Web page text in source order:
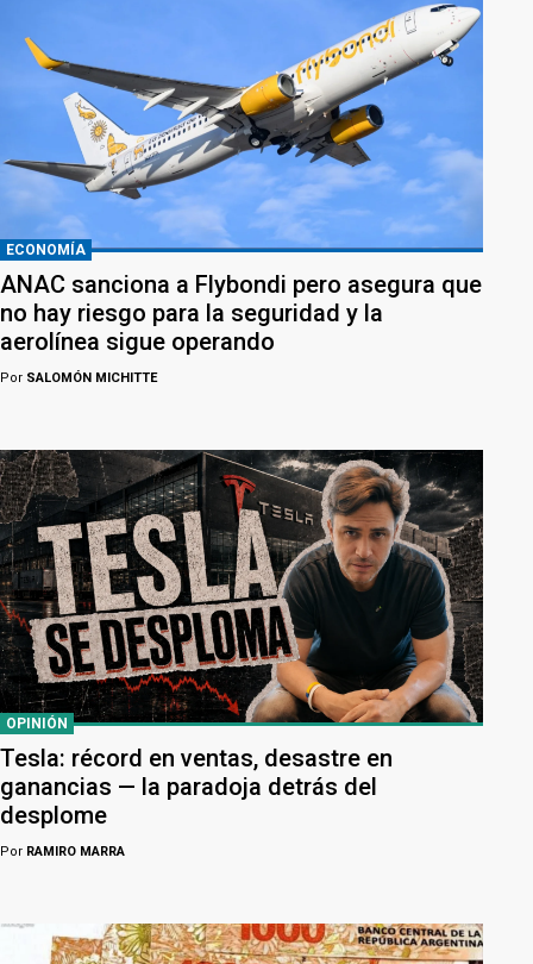
ECONOMÍA
ANAC sanciona a Flybondi pero asegura que
no hay riesgo para la seguridad y la
aerolínea sigue operando
Por SALOMÓN MICHITTE
OPINIÓN
Tesla: récord en ventas, desastre en
ganancias — la paradoja detrás del
desplome
Por RAMIRO MARRA